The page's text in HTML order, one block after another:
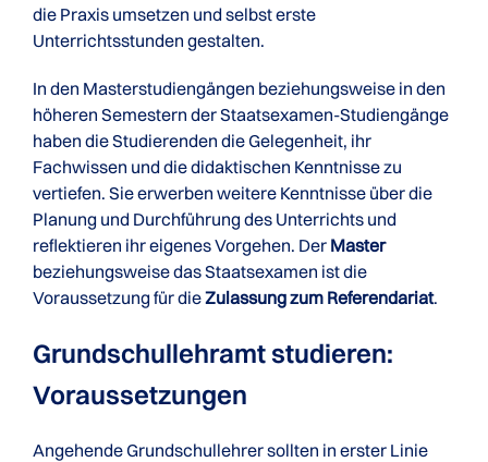
die Praxis umsetzen und selbst erste
Unterrichtsstunden gestalten.
In den Masterstudiengängen beziehungsweise in den
höheren Semestern der Staatsexamen-Studiengänge
haben die Studierenden die Gelegenheit, ihr
Fachwissen und die didaktischen Kenntnisse zu
vertiefen. Sie erwerben weitere Kenntnisse über die
Planung und Durchführung des Unterrichts und
reflektieren ihr eigenes Vorgehen. Der Master
beziehungsweise das Staatsexamen ist die
Voraussetzung für dieZulassung zum Referendariat.
Grundschullehramt studieren:
Voraussetzungen
Angehende Grundschullehrer sollten in erster Linie